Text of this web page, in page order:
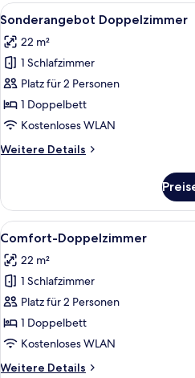
Alle
Fotos
für
Sonderangebot
Doppelzimmer
anzeigen
5
Sonderangebot Doppelzimmer
22 m²
1 Schlafzimmer
Platz für 2 Personen
1 Doppelbett
Kostenloses WLAN
Weitere Details
Weitere
Doppelzimmer
Alle
Fotos
für
Comfort-
Doppelzimmer
anzeigen
11
Comfort-Doppelzimmer
22 m²
1 Schlafzimmer
Platz für 2 Personen
1 Doppelbett
Kostenloses WLAN
Weitere Details
Weitere